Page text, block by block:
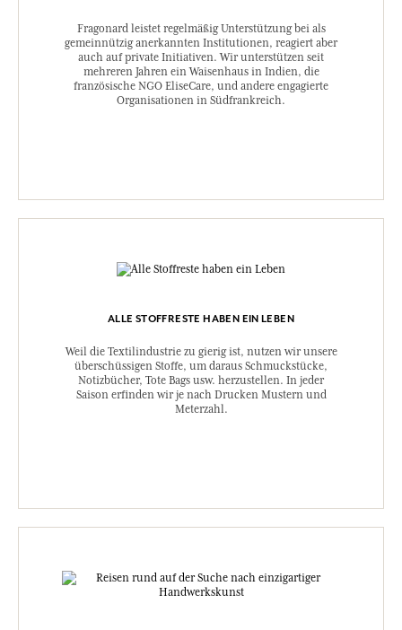
Fragonard leistet regelmäßig Unterstützung bei als
gemeinnützig anerkannten Institutionen, reagiert aber
auch auf private Initiativen. Wir unterstützen seit
mehreren Jahren ein Waisenhaus in Indien, die
französische NGO EliseCare, und andere engagierte
Organisationen in Südfrankreich.
ALLE STOFFRESTE HABEN EIN LEBEN
Weil die Textilindustrie zu gierig ist, nutzen wir unsere
überschüssigen Stoffe, um daraus Schmuckstücke,
Notizbücher, Tote Bags usw. herzustellen. In jeder
Saison erfinden wir je nach Drucken Mustern und
Meterzahl.